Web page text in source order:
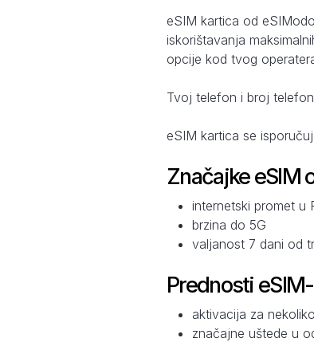
eSIM kartica od
iskorištavanja
opcije kod tvog
Tvoj telefon i broj
eSIM kartica se
Značajke eSIM
internetski promet u
brzina do 5G
valjanost 7 dani od
Prednosti
aktivacija za
značajne uštede u